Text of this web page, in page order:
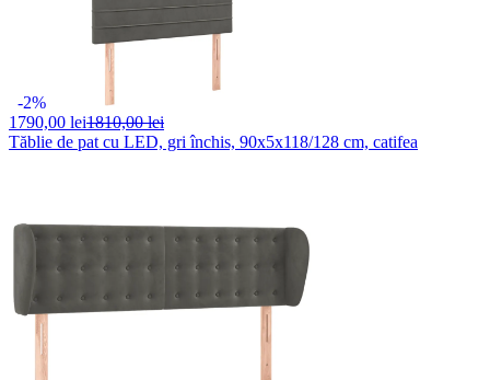
-2%
1790,00 lei1810,00 lei
Tăblie de pat cu LED, gri închis, 90x5x118/128 cm, catifea